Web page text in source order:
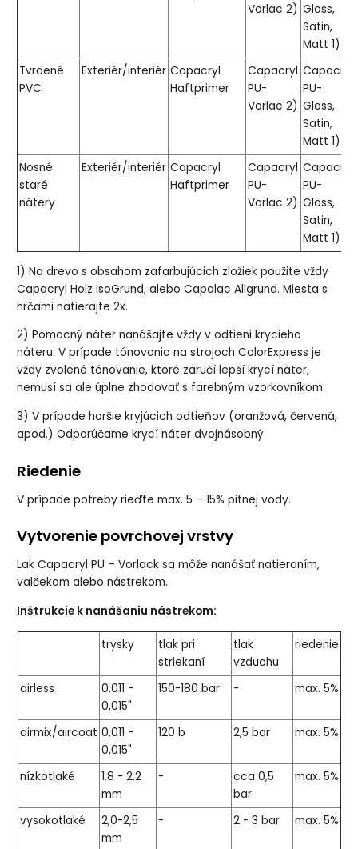
Vorlac 2) Gloss,
Satin,
Matt 1)
Tvrdené
PVC
Exteriér/interiér Capacryl
Haftprimer
Capacryl
PU-
Vorlac 2)
Capacryl
PU-
Gloss,
Satin,
Matt 1)
Nosné
staré
nátery
Exteriér/interiér Capacryl
Haftprimer
Capacryl
PU-
Vorlac 2)
Capacryl
PU-
Gloss,
Satin,
Matt 1)
1) Na drevo s obsahom zafarbujúcich zložiek použite vždy
Capacryl Holz IsoGrund, alebo Capalac Allgrund. Miesta s
hrčami natierajte 2x.
2) Pomocný náter nanášajte vždy v odtieni krycieho
náteru. V prípade tónovania na strojoch ColorExpress je
vždy zvolené tónovanie, ktoré zaručí lepší krycí náter,
nemusí sa ale úplne zhodovať s farebným vzorkovníkom.
3) V prípade horšie kryjúcich odtieňov (oranžová, červená,
apod.) Odporúčame krycí náter dvojnásobný
Riedenie
V prípade potreby rieďte max. 5 – 15% pitnej vody.
Vytvorenie povrchovej vrstvy
Lak Capacryl PU – Vorlack sa môže nanášať natieraním,
valčekom alebo nástrekom.
Inštrukcie k nanášaniu nástrekom:
trysky
tlak pri
striekaní
tlak
vzduchu
riedenie
airless
0,011 -
0,015"
150-180 bar - max. 5%
airmix/aircoat 0,011 -
0,015"
120 b 2,5 bar max. 5%
nízkotlaké
1,8 - 2,2
mm
-
cca 0,5
bar
max. 5%
vysokotlaké
2,0-2,5
mm
- 2 - 3 bar max. 5%